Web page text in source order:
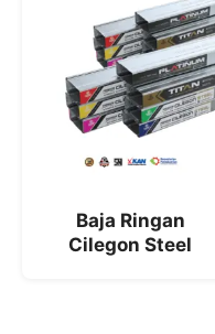
Baja Ringan
Cilegon Steel